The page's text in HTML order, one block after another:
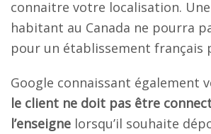
connaitre votre localisation.
habitant au Canada ne pourra
pour un établissement français
Google connaissant également
le client ne doit pas être
l’enseigne lorsqu’il souhaite